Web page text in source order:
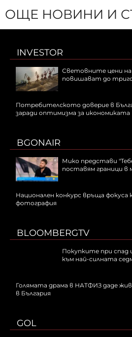
ОЩЕ НОВИНИ И
INVESTOR
Световните цени на
повишават до
Потребителското доверие в
заради оптимизма за икономиката
BGONAIR
Мико представи
поставям граници в
Национален конкурс връща фокуса
фотография
BLOOMBERGTV
Покупките при
към най-силната
Голямата драма в НАТФИЗ даде
в България
GOL